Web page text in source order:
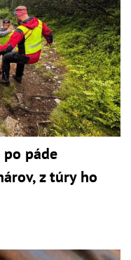
páde
z túry ho